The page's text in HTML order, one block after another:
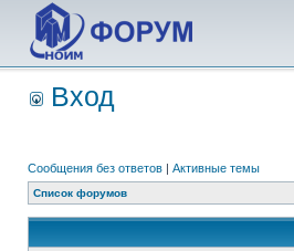
Вход
Сообщения без ответов | Активные темы
Список форумов